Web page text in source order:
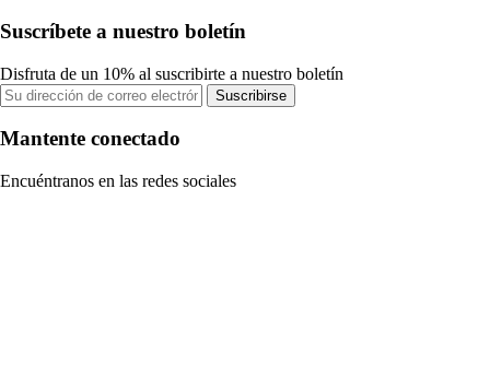
Suscríbete a nuestro boletín
Disfruta de un 10% al suscribirte a nuestro boletín
Suscribirse
Mantente conectado
Encuéntranos en las redes sociales